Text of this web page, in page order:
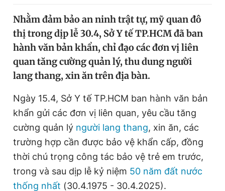
Tin thị trường Tin 360
Video Magazine
Sản phẩm khác
Tiện ích Bạn cần biết
Thông tin tòa soạn Liên hệ quảng cáo
Đăng xuất
Nhằm đảm bảo an ninh trật tự, mỹ quan đô
thị trong dịp lễ 30.4, Sở Y tế TP.HCM đã ban
hành văn bản khẩn, chỉ đạo các đơn vị liên
quan tăng cường quản lý, thu dung người
lang thang, xin ăn trên địa bàn.
Ngày 15.4, Sở Y tế TP.HCM ban hành văn bản
khẩn gửi các đơn vị liên quan, yêu cầu tăng
cường quản lý người lang thang, xin ăn, các
trường hợp cần được bảo vệ khẩn cấp, đồng
thời chú trọng công tác bảo vệ trẻ em trước,
trong và sau dịp lễ kỷ niệm 50 năm đất nước
thống nhất (30.4.1975 - 30.4.2025).